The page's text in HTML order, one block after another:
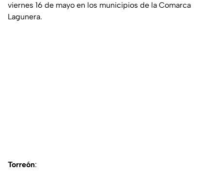
viernes 16 de mayo en los municipios de la Comarca
Lagunera.
Torreón: